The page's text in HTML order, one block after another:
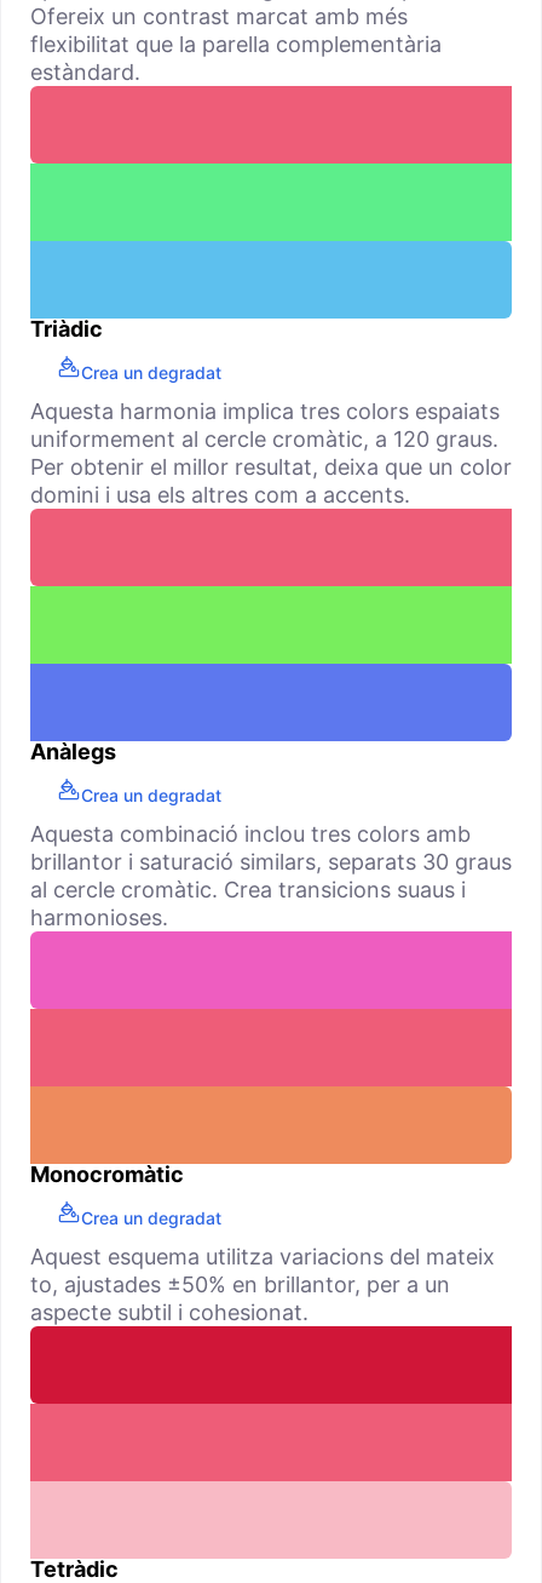
Ofereix un contrast marcat amb més
flexibilitat que la parella complementària
estàndard.
Triàdic
Crea un degradat
Aquesta harmonia implica tres colors espaiats
uniformement al cercle cromàtic, a 120 graus.
Per obtenir el millor resultat, deixa que un color
domini i usa els altres com a accents.
Anàlegs
Crea un degradat
Aquesta combinació inclou tres colors amb
brillantor i saturació similars, separats 30 graus
al cercle cromàtic. Crea transicions suaus i
harmonioses.
Monocromàtic
Crea un degradat
Aquest esquema utilitza variacions del mateix
to, ajustades ±50% en brillantor, per a un
aspecte subtil i cohesionat.
Tetràdic